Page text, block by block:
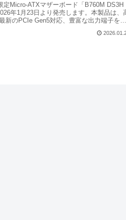
定Micro-ATXマザーボード「B760M DS3H
年1月23日より発売します。本製品は、
新のPCIe Gen5対応、豊富な出力端子を備